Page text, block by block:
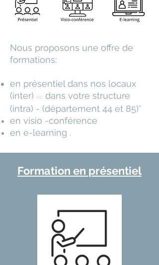
Nous proposons une offre de
formations:
en présentiel dans nos locaux
(inter) ou dans votre structure
(intra) - (département 44 et 85)*
en visio -conférence
en e-learning .
Formation en présentiel